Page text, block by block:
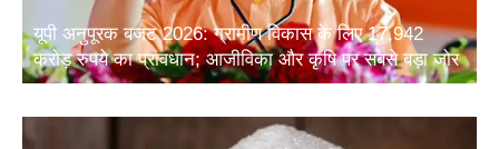
यूपी अनुपूरक बजट 2026: ग्रामीण विकास के लिए 17,942
करोड़ रुपये का प्रावधान; आजीविका और कृषि पर सबसे बड़ा जोर